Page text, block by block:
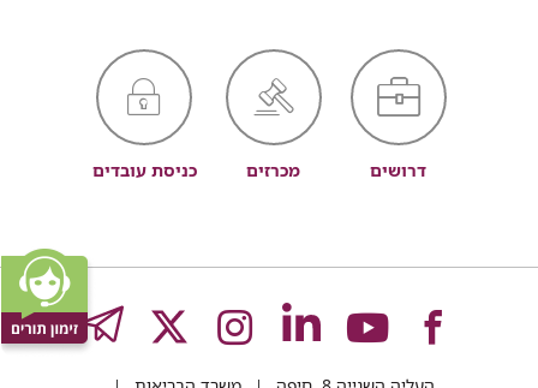
דרושים מכרזים כניסת עובדים
לעמוד
לעמוד
לעמוד
לעמוד
לעמוד